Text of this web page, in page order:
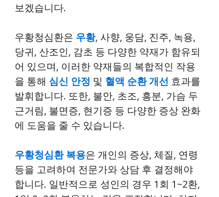
보겠습니다.
우황청심환은 우황, 사향, 웅담, 진주, 녹용,
당귀, 산조인, 감초 등 다양한 약재가 함유되
어 있으며, 이러한 약재들의 복합적인 작용
을 통해 심신 안정 및 혈액 순환 개선 효과를
발휘합니다. 또한, 불안, 초조, 흥분, 가슴 두
근거림, 불면증, 현기증 등 다양한 증상 완화
에 도움을 줄 수 있습니다.
우황청심환 복용은 개인의 증상, 체질, 연령
등을 고려하여 전문가와 상담 후 결정해야
합니다. 일반적으로 성인의 경우 1회 1~2환,